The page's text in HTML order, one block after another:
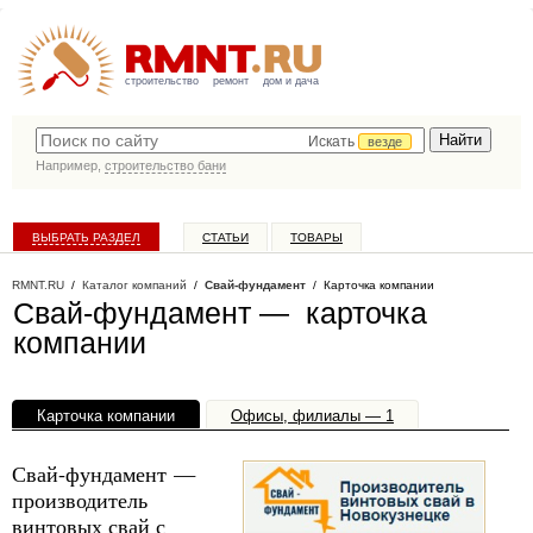
строительство ремонт дом и дача
Искать
везде
Например, строительство бани
ВЫБРАТЬ РАЗДЕЛ СТАТЬИ ТОВАРЫ
RMNT.RU / Каталог компаний / Свай-фундамент / Карточка компании
Свай-фундамент — карточка
компании
Карточка компании Офисы, филиалы — 1
Свай-фундамент —
производитель
винтовых свай с